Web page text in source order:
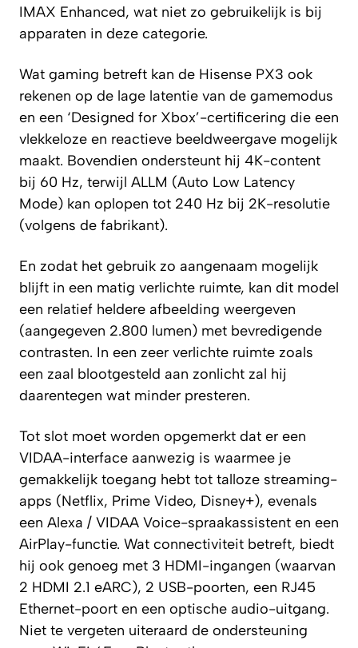
IMAX Enhanced, wat niet zo gebruikelijk is bij
apparaten in deze categorie.
Wat gaming betreft kan de Hisense PX3 ook
rekenen op de lage latentie van de gamemodus
en een ‘Designed for Xbox’-certificering die een
vlekkeloze en reactieve beeldweergave mogelijk
maakt. Bovendien ondersteunt hij 4K-content
bij 60 Hz, terwijl ALLM (Auto Low Latency
Mode) kan oplopen tot 240 Hz bij 2K-resolutie
(volgens de fabrikant).
En zodat het gebruik zo aangenaam mogelijk
blijft in een matig verlichte ruimte, kan dit model
een relatief heldere afbeelding weergeven
(aangegeven 2.800 lumen) met bevredigende
contrasten. In een zeer verlichte ruimte zoals
een zaal blootgesteld aan zonlicht zal hij
daarentegen wat minder presteren.
Tot slot moet worden opgemerkt dat er een
VIDAA-interface aanwezig is waarmee je
gemakkelijk toegang hebt tot talloze streaming-
apps (Netflix, Prime Video, Disney+), evenals
een Alexa / VIDAA Voice-spraakassistent en een
AirPlay-functie. Wat connectiviteit betreft, biedt
hij ook genoeg met 3 HDMI-ingangen (waarvan
2 HDMI 2.1 eARC), 2 USB-poorten, een RJ45
Ethernet-poort en een optische audio-uitgang.
Niet te vergeten uiteraard de ondersteuning